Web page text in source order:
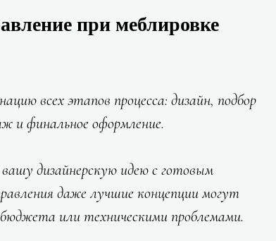
при меблировке
всех этапов процесса: дизайн, подбор
и финальное оформление.
дизайнерскую идею с готовым
даже лучшие концепции могут
или техническими проблемами.